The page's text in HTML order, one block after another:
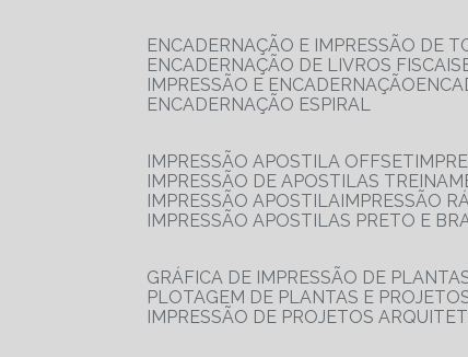
ENCADERNAÇÃO E IMPRESSÃO DE
ENCADERNAÇÃO DE LIVROS FISCAIS
IMPRESSÃO E ENCADERNAÇÃO
ENCADERNAÇÃO ESPIRAL
IMPRESSÃO APOSTILA OFFSET
IMPRESSÃO DE APOSTILAS
IMPRESSÃO APOSTILA IMPRESSÃO
IMPRESSÃO APOSTILAS PRETO E
GRÁFICA DE IMPRESSÃO DE
PLOTAGEM DE PLANTAS E
IMPRESSÃO DE PROJETOS